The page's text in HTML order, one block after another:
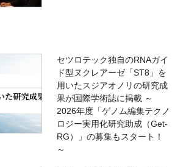
セツロテック独自のRNAガイ
ド型ヌクレアーゼ「ST8」を
用いたスジアオノリの研究成
果が国際学術誌に掲載 ～
2026年度「ゲノム編集テクノ
ロジー実用化研究助成（Get-
RG）」の募集もスタート！
～